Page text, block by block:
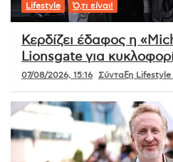
Lifestyle Ό,τι είναι!
Κερδίζει έδαφος η
Lionsgate για
07/08/2026, 15:16 Σύνταξη